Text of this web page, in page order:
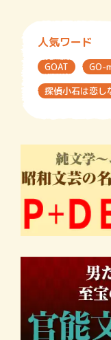
人気ワード
GOAT GO-
探偵小石は恋し